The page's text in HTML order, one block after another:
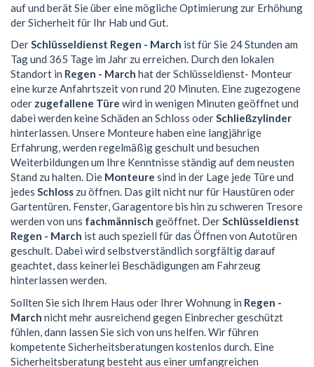
auf und berät Sie über eine mögliche Optimierung zur Erhöhung
der Sicherheit für Ihr Hab und Gut.
DerSchlüsseldienst Regen - March ist für Sie 24 Stunden am
Tag und 365 Tage im Jahr zu erreichen. Durch den lokalen
Standort in Regen - March hat der Schlüsseldienst- Monteur
eine kurze Anfahrtszeit von rund 20 Minuten. Eine zugezogene
oder zugefallene Türe wird in wenigen Minuten geöffnet und
dabei werden keine Schäden an Schloss oderSchließzylinder
hinterlassen. Unsere Monteure haben eine langjährige
Erfahrung, werden regelmäßig geschult und besuchen
Weiterbildungen um Ihre Kenntnisse ständig auf dem neusten
Stand zu halten. Die Monteure sind in der Lage jede Türe und
jedes Schloss zu öffnen. Das gilt nicht nur für Haustüren oder
Gartentüren. Fenster, Garagentore bis hin zu schweren Tresore
werden von uns fachmännisch geöffnet. DerSchlüsseldienst
Regen - March ist auch speziell für das Öffnen von Autotüren
geschult. Dabei wird selbstverständlich sorgfältig darauf
geachtet, dass keinerlei Beschädigungen am Fahrzeug
hinterlassen werden.
Sollten Sie sich Ihrem Haus oder Ihrer Wohnung in Regen -
March nicht mehr ausreichend gegen Einbrecher geschützt
fühlen, dann lassen Sie sich von uns helfen. Wir führen
kompetente Sicherheitsberatungen kostenlos durch. Eine
Sicherheitsberatung besteht aus einer umfangreichen